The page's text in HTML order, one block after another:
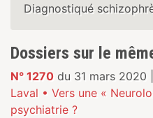
Diagnostiqué
Dossiers sur le
N° 1270 du 31 mars 2020 |
Laval • Vers une «
psychiatrie ?